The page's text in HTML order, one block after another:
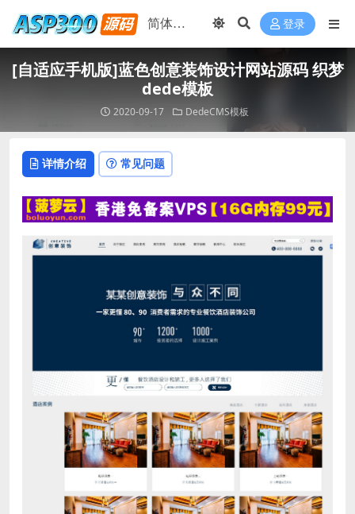
登录
[自适应手机版]蓝色创意装饰设计网站源码 织梦
dede模板
2020-09-17 DedeCMS模板
详情介绍 常见问题